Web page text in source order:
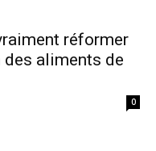
réformer
des aliments de
0